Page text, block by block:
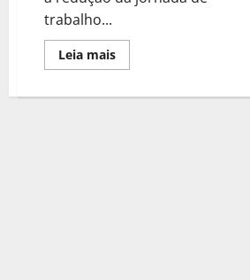
trabalho...
Leia maisLeia
mais
da